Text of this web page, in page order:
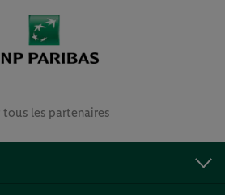
tous les partenaires